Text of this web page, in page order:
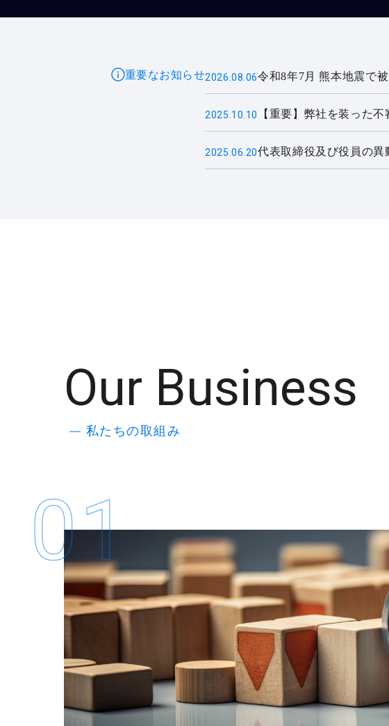
重要なお知らせ2026.08.06令和8年7月 熊本地震で
2025.10.10 【重要】弊社を装った
2025.06.20代表取締役及び役員の異
Our Business
私たちの取組み